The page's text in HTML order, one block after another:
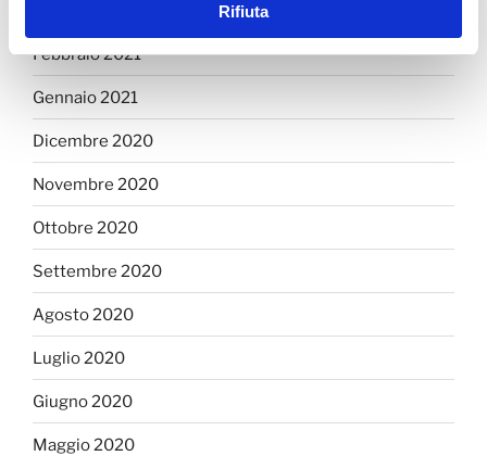
Rifiuta
Febbraio 2021
Gennaio 2021
Dicembre 2020
Novembre 2020
Ottobre 2020
Settembre 2020
Agosto 2020
Luglio 2020
Giugno 2020
Maggio 2020